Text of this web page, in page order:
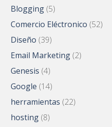
Blogging (5)
Comercio Eléctronico (52)
Diseño (39)
Email Marketing (2)
Genesis (4)
Google (14)
herramientas (22)
hosting (8)